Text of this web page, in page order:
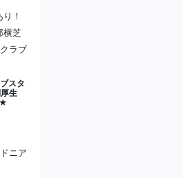
！
横芝
ラブ
スタ
生
ニア